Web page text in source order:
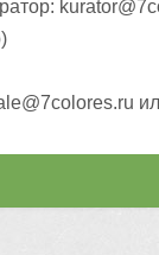
)